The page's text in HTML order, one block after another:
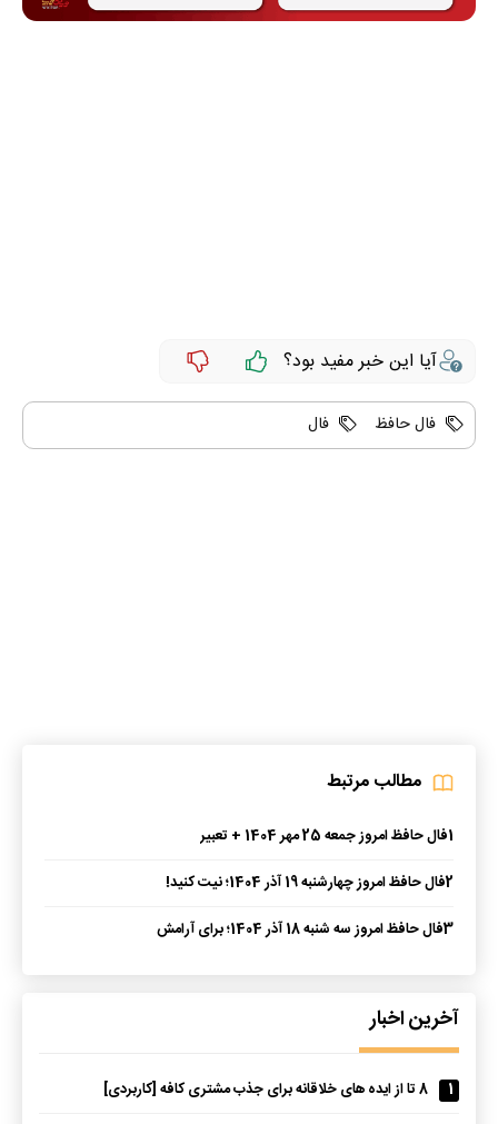
آیا این خبر مفید بود؟
فال حافظ فال
مطالب مرتبط
1فال حافظ امروز جمعه 25 مهر 1404 + تعبیر
2فال حافظ امروز چهارشنبه 19 آذر 1404؛ نیت کنید!
3فال حافظ امروز سه شنبه 18 آذر 1404؛ برای آرامش
آخرین اخبار
1
8 تا از ایده های خلاقانه برای جذب مشتری کافه [کاربردی]